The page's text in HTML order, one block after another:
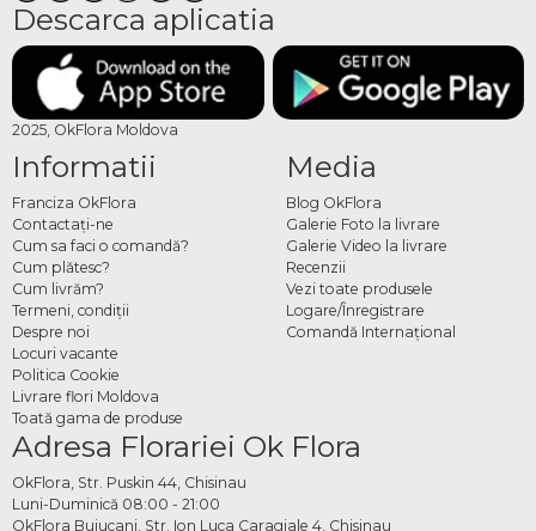
Descarca aplicatia
2025, OkFlora Moldova
Informatii
Franciza OkFlora
Contactaţi-ne
Cum sa faci o comandă?
Cum plătesc?
Cum livrăm?
Termeni, condiţii
Despre noi
Locuri vacante
Politica Cookie
Livrare flori Moldova
Toată gama de produse
Media
Blog OkFlora
Galerie Foto la livrare
Galerie Video la livrare
Recenzii
Vezi toate produsele
Logare/Înregistrare
Comandă Internațional
Adresa Florariei Ok Flora
OkFlora, Str. Puskin 44, Chisinau
Luni-Duminică 08:00 - 21:00
OkFlora Buiucani, Str. Ion Luca Caragiale 4, Chisinau